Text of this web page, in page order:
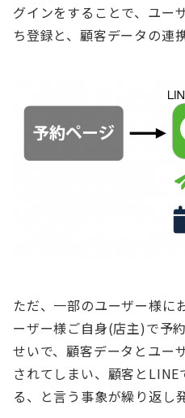
グインをすることで、ユー
ち登録と、顧客データの連
ただ、一部のユーザー様に
ーザー様ご自身(店主)で予
せいで、顧客データとユー
されてしまい、顧客と
る、と言う事象が繰り返し